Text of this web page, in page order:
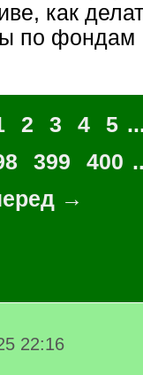
как
по фондам
2 3 4 5
399 400
→
22:16